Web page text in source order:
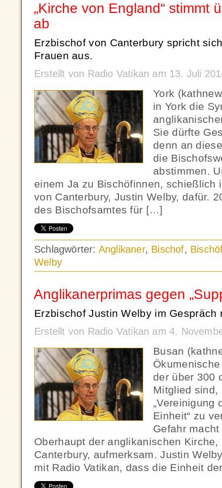
„Kirche von England“ stimmt
ab
Erzbischof von Canterbury spricht
Frauen aus.
Erstellt von Radio Vatikan am 13. Juli
York
in York die
Sie dürfte
denn an
die
abstimmen.
einem Ja zu Bischöfinnen, schießlich
von Canterbury, Justin Welby, dafür.
des Bischofsamtes für […]
Schlagwörter: Anglikaner, Bischof,
Welby
Anglikanerprimas gegen
Erzbischof Justin Welby im Gespräch
Erstellt von Radio Vatikan am 4.
Busan
der über 300
Mitglied sind,
„Vereinigung
Einheit“ zu
Gefahr
Oberhaupt der anglikanischen
Canterbury, aufmerksam. Justin
mit Radio Vatikan, dass die Einheit